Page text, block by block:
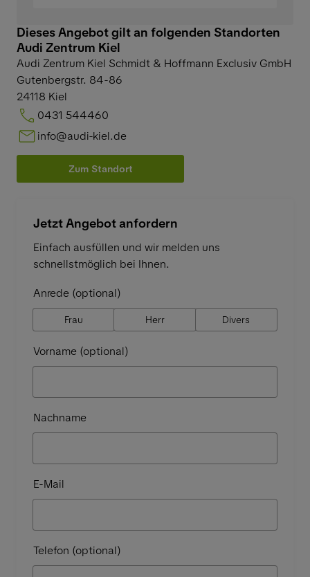
Dieses Angebot gilt an folgenden Standorten
Audi Zentrum Kiel
Audi Zentrum Kiel Schmidt & Hoffmann Exclusiv GmbH
Gutenbergstr. 84-86
24118 Kiel
0431 544460
info@audi-kiel.de
Zum Standort
Jetzt Angebot anfordern
Einfach ausfüllen und wir melden uns
schnellstmöglich bei Ihnen.
Anrede (optional)
Frau Herr Divers
Vorname (optional)
Nachname
E-Mail
Telefon (optional)